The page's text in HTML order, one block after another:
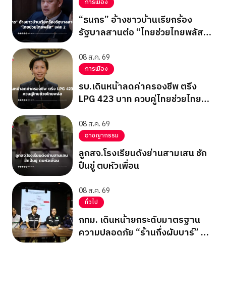
การเมือง
“ธนกร” อ้างชาวบ้านเรียกร้อง
รัฐบาลสานต่อ “ไทยช่วยไทยพลัส”
08 ส.ค. 69
การเมือง
รบ.เดินหน้าลดค่าครองชีพ ตรึง
LPG 423 บาท ควบคู่ไทยช่วยไทย
08 ส.ค. 69
อาชญากรรม
ลูกสจ.โรงเรียนดังย่านสามเสน ชัก
ปืนขู่ ตบหัวเพื่อน
08 ส.ค. 69
ทั่วไป
กทม. เดินหน้ายกระดับมาตรฐาน
ความปลอดภัย “ร้านกึ่งผับบาร์” ทั่ว